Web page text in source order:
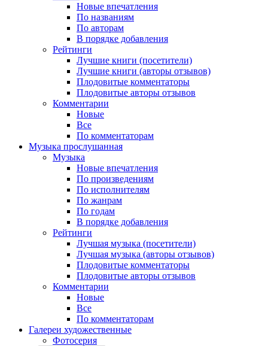
Новые впечатления
По названиям
По авторам
В порядке добавления
Рейтинги
Лучшие книги (посетители)
Лучшие книги (авторы отзывов)
Плодовитые комментаторы
Плодовитые авторы отзывов
Комментарии
Новые
Все
По комментаторам
Музыка прослушанная
Музыка
Новые впечатления
По произведениям
По исполнителям
По жанрам
По годам
В порядке добавления
Рейтинги
Лучшая музыка (посетители)
Лучшая музыка (авторы отзывов)
Плодовитые комментаторы
Плодовитые авторы отзывов
Комментарии
Новые
Все
По комментаторам
Галереи художественные
Фотосерия